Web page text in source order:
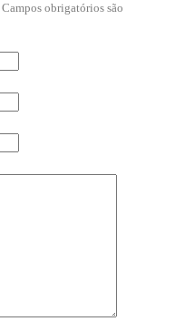
Campos obrigatórios são